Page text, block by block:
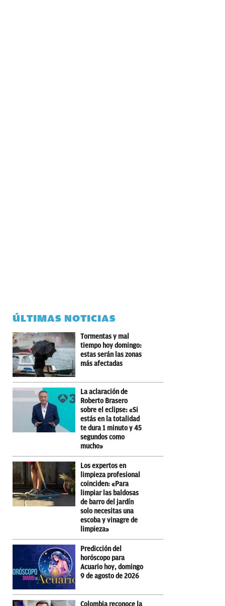
ÚLTIMAS NOTICIAS
Tormentas y mal
tiempo hoy domingo:
estas serán las zonas
más afectadas
La aclaración de
Roberto Brasero
sobre el eclipse: «Si
estás en la totalidad
te dura 1 minuto y 45
segundos como
mucho»
Los expertos en
limpieza profesional
coinciden: «Para
limpiar las baldosas
de barro del jardín
solo necesitas una
escoba y vinagre de
limpieza»
Predicción del
horóscopo para
Acuario hoy, domingo
9 de agosto de 2026
Colombia reconoce la